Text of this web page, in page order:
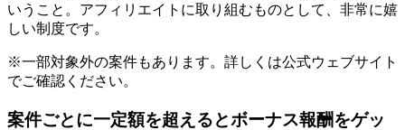
いうこと。アフィリエイトに取り組むものとして、非常に嬉
しい制度です。
※一部対象外の案件もあります。詳しくは公式ウェブサイト
でご確認ください。
案件ごとに一定額を超えるとボーナス報酬をゲッ